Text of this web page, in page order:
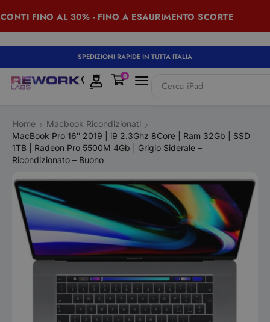
FINO AL 30% - FINO A ESAURIMENTO SCORTE
SPEDIZIONI RAPIDE IN TUTTA ITALIA
Cerca iPad
0
Home
Macbook Ricondizionati
MacBook Pro 16″ 2019 | i9 2.3Ghz 8Core | Ram 32Gb | SSD
1TB | Radeon Pro 5500M 4Gb | Grigio Siderale –
Ricondizionato – Buono